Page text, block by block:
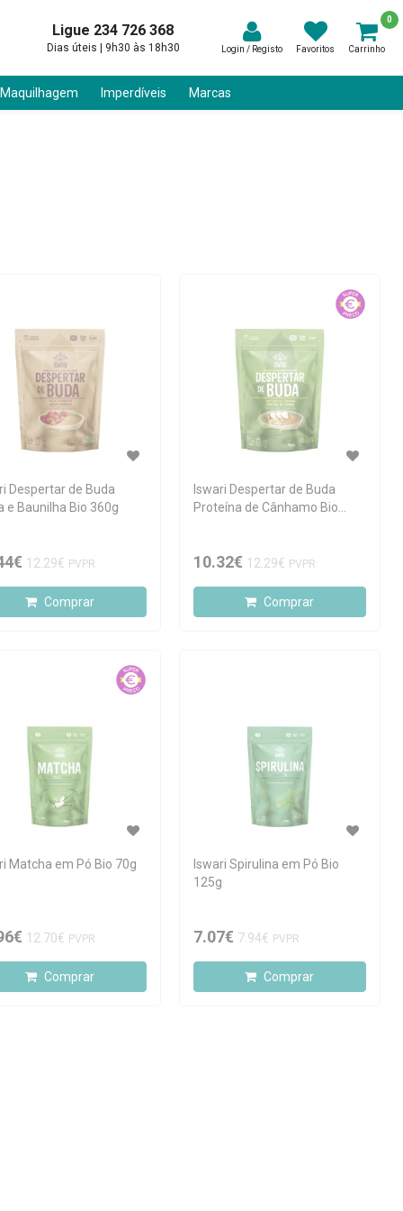
Ligue 234 726 368
Dias úteis | 9h30 às 18h30 Login / Registo Favoritos Carrinho
0
Imperdíveis Marcas
Despertar de Buda
e Baunilha Bio 360g
12.29€ PVPR
Comprar
Iswari Despertar de Buda
Proteína de Cânhamo Bio
10.32€ 12.29€ PVPR
Comprar
Matcha em Pó Bio 70g
12.70€ PVPR
Comprar
Iswari Spirulina em Pó Bio
125g
7.07€ 7.94€ PVPR
Comprar